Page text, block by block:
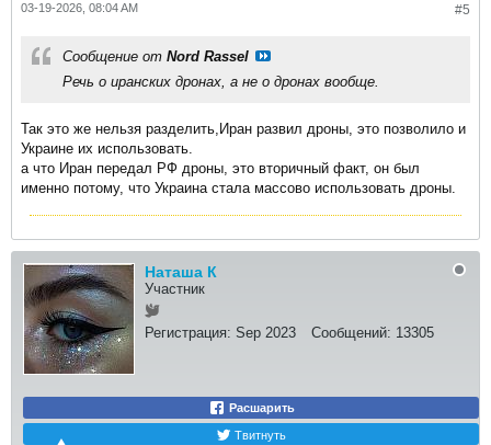
#5
03-19-2026, 08:04 AM
Сообщение от Nord Rassel
Речь о иранских дронах, а не о дронах вообще.
Так это же нельзя разделить,Иран развил дроны, это позволило и
Украине их использовать.
а что Иран передал РФ дроны, это вторичный факт, он был
именно потому, что Украина стала массово использовать дроны.
Наташа К
Участник
Регистрация: Sep 2023 Сообщений: 13305
Расшарить
Твитнуть